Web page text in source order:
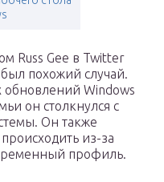
Russ Gee в Twitter
похожий случай.
обновлений Windows
он столкнулся с
Он также
из-за
профиль.